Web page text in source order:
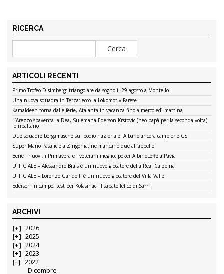
RICERCA
ARTICOLI RECENTI
Primo Trofeo Disimberg: triangolare da sogno il 29 agosto a Montello
Una nuova squadra in Terza: ecco la Lokomotiv Farese
Kamaldeen torna dalle ferie, Atalanta in vacanza fino a mercoledì mattina
L’Arezzo spaventa la Dea, Sulemana-Ederson-Krstovic (neo papà per la seconda volta)
lo ribaltano
Due squadre bergamasche sul podio nazionale: Albano ancora campione CSI
Super Mario Pasalic è a Zingonia: ne mancano due all’appello
Bene i nuovi, i Primavera e i veterani meglio: poker AlbinoLeffe a Pavia
UFFICIALE – Alessandro Brais è un nuovo giocatore della Real Calepina
UFFICIALE – Lorenzo Gandolfi è un nuovo giocatore del Villa Valle
Ederson in campo, test per Kolasinac: il sabato felice di Sarri
ARCHIVI
2026
2025
2024
2023
2022
Dicembre